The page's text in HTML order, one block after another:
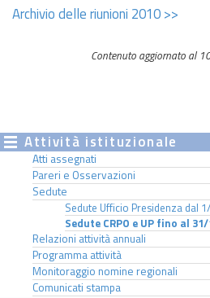
Archivio delle riunioni 2010 >>
Contenuto aggiornato al
Attività istituzionale
Atti assegnati
Pareri e Osservazioni
Sedute
Sedute Ufficio Presidenza dal
Sedute CRPO e UP fino al
Relazioni attività annuali
Programma attività
Monitoraggio nomine regionali
Comunicati stampa